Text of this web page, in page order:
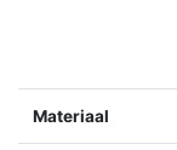
Materiaal